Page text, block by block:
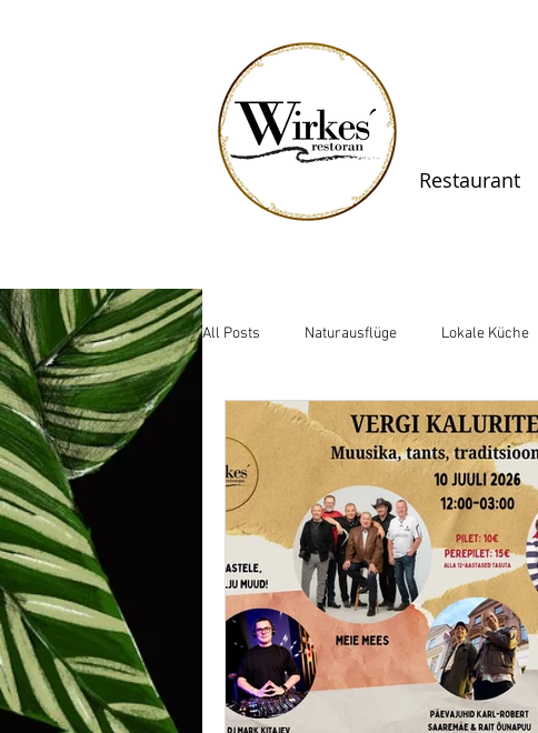
Restaurant
All Posts Naturausflüge Lokale Küche
Lahemaa Gatherings